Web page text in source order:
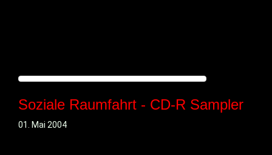
Soziale Raumfahrt - CD-R Sampler
01. Mai 2004